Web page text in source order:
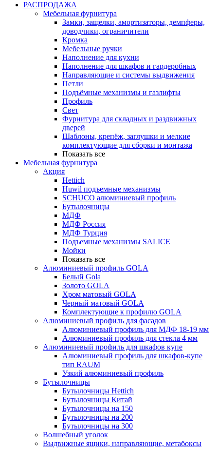
РАСПРОДАЖА
Мебельная фурнитура
Замки, защелки, амортизаторы, демпферы,
доводчики, ограничители
Кромка
Мебельные ручки
Наполнение для кухни
Наполнение для шкафов и гардеробных
Направляющие и системы выдвижения
Петли
Подъёмные механизмы и газлифты
Профиль
Свет
Фурнитура для складных и раздвижных
дверей
Шаблоны, крепёж, заглушки и мелкие
комплектующие для сборки и монтажа
Показать все
Мебельная фурнитура
Акция
Hettich
Huwil подъемные механизмы
SCHUCO алюминиевый профиль
Бутылочницы
МДФ
МДФ Россия
МДФ Турция
Подъемные механизмы SALICE
Мойки
Показать все
Алюминиевый профиль GOLA
Белый Gola
Золото GOLA
Хром матовый GOLA
Черный матовый GOLA
Комплектующие к профилю GOLA
Алюминиевый профиль для фасадов
Алюминиевый профиль для МДФ 18-19 мм
Алюминиевый профиль для стекла 4 мм
Алюминиевый профиль для шкафов купе
Алюминиевый профиль для шкафов-купе
тип RAUM
Узкий алюминиевый профиль
Бутылочницы
Бутылочницы Hettich
Бутылочницы Китай
Бутылочницы на 150
Бутылочницы на 200
Бутылочницы на 300
Волшебный уголок
Выдвижные ящики, направляющие, метабоксы